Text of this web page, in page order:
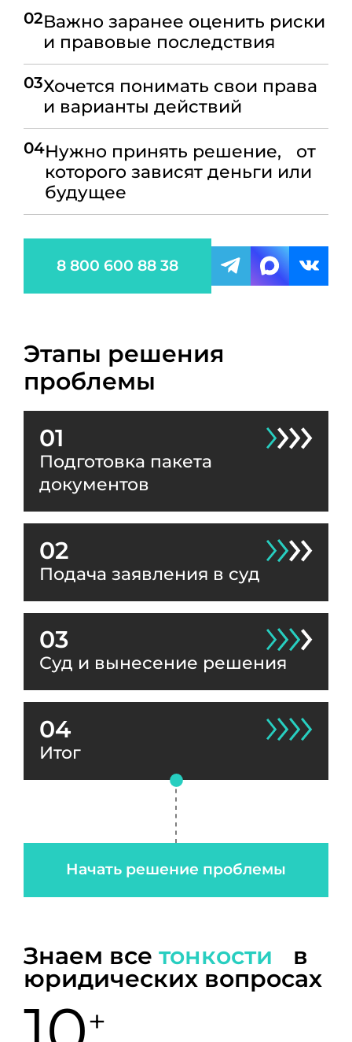
02Важно заранее оценить риски
и правовые последствия
03Хочется понимать свои права
и варианты действий
04Нужно принять решение, от
которого зависят деньги или
будущее
8 800 600 88 38
Этапы решения
проблемы
01
Подготовка пакета
документов
02
Подача заявления в суд
03
Суд и вынесение решения
04
Итог
Начать решение проблемы
Знаем все тонкости в
юридических вопросах
+